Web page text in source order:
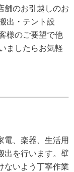
舗のお引越しのお
出・テント設
様のご要望で他
ましたらお気軽
電、楽器、生活用
出を行います。壁
ないよう丁寧作業